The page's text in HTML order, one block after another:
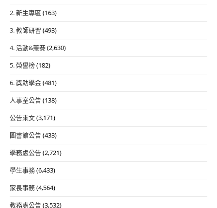
2. 新生專區 (163)
3. 教師研習 (493)
4. 活動&競賽(2,630)
5. 榮譽榜(182)
6. 獎助學金(481)
人事室公告(138)
公告來文(3,171)
圖書館公告(433)
學務處公告(2,721)
學生事務(6,433)
家長事務(4,564)
教務處公告(3,532)